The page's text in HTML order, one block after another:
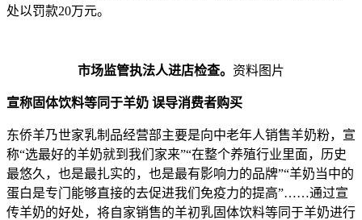
处以罚款20万元。
市场监管执法人进店检查。 资料图片
宣称固体饮料等同于羊奶 误导消费者购买
东侨羊乃世家乳制品经营部主要是向中老年人销售羊奶粉，宣
称“选最好的羊奶就到我们家来”“在整个养殖行业里面，历史
最悠久，也是最扎实的，也是最有影响力的品牌”“羊奶当中的
蛋白是专门能够直接的去促进我们免疫力的提高”……通过宣
传羊奶的好处，将自家销售的羊初乳固体饮料等同于羊奶进行